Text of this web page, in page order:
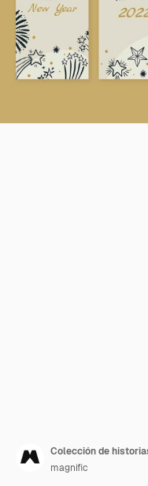
magnific